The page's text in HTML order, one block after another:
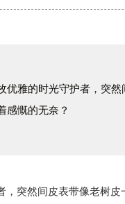
优雅的时光守护者，突
感慨的无奈？
然间皮表带像老树皮